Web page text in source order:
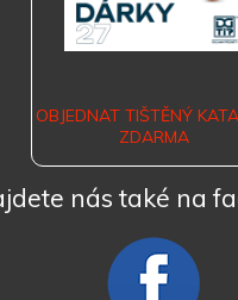
OBJEDNAT TIŠTĚNÝ
ZDARMA
nás také na